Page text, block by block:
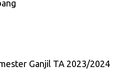
Ganjil TA 2023/2024